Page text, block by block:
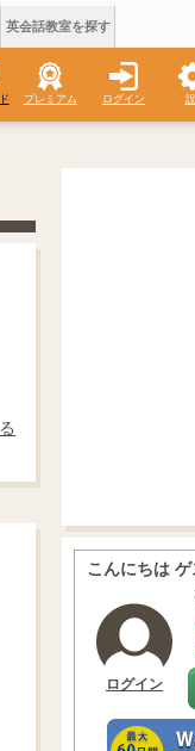
英会話教室を探す
プレミアム ログイン
こんにちは
ログイン